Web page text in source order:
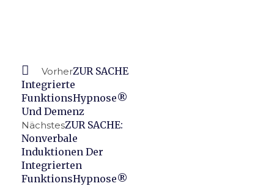
VorherZUR SACHE
Integrierte
FunktionsHypnose®
Und Demenz
NächstesZUR SACHE:
Nonverbale
Induktionen Der
Integrierten
FunktionsHypnose®